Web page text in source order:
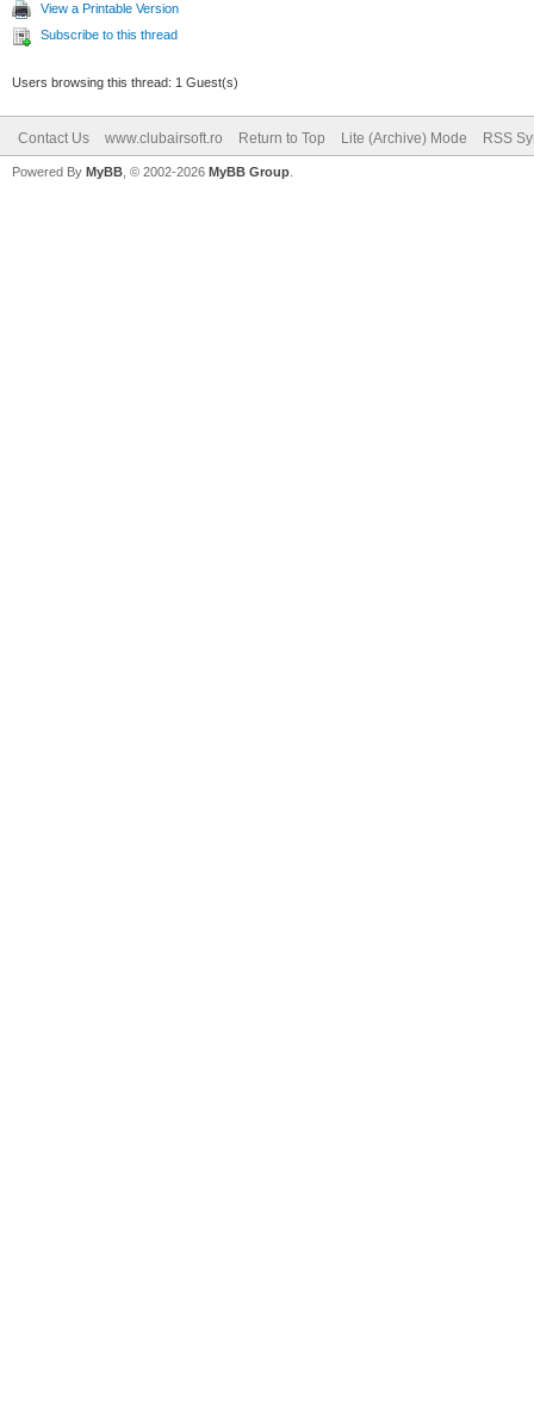
View a Printable Version
Subscribe to this thread
Users browsing this thread: 1 Guest(s)
Contact Us www.clubairsoft.ro Return to Top Lite (Archive) Mode RSS
Powered By MyBB , © 2002-2026 MyBB Group